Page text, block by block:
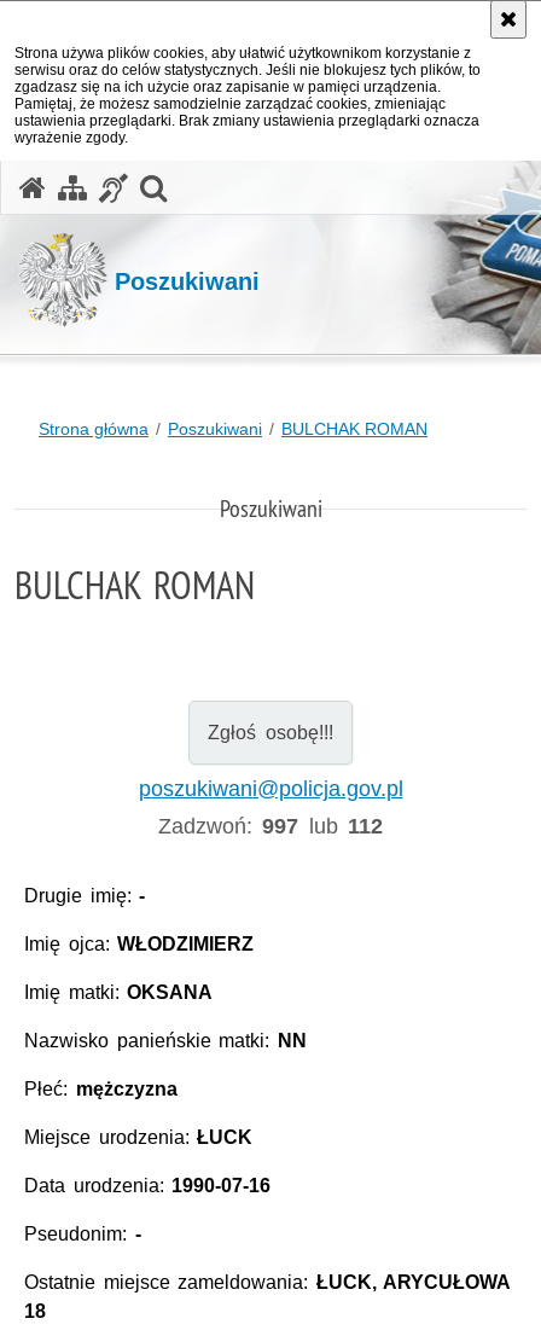
Strona używa plików cookies, aby ułatwić użytkownikom korzystanie z
serwisu oraz do celów statystycznych. Jeśli nie blokujesz tych plików, to
zgadzasz się na ich użycie oraz zapisanie w pamięci urządzenia.
Pamiętaj, że możesz samodzielnie zarządzać cookies, zmieniając
ustawienia przeglądarki. Brak zmiany ustawienia przeglądarki oznacza
wyrażenie zgody.
Poszukiwani
Strona główna Poszukiwani BULCHAK ROMAN
Poszukiwani
BULCHAK ROMAN
Zgłoś osobę!!!
poszukiwani@policja.gov.pl
Zadzwoń:997 lub 112
Drugie imię:-
Imię ojca:WŁODZIMIERZ
Imię matki:OKSANA
Nazwisko panieńskie matki: NN
Płeć: mężczyzna
Miejsce urodzenia:ŁUCK
Data urodzenia: 1990-07-16
Pseudonim: -
Ostatnie miejsce zameldowania: ŁUCK, ARYCUŁOWA
18